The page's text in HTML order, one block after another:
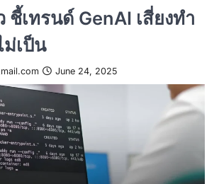
ชี้เทรนด์ GenAI เสี่ยงทำ
ม่เป็น
June 24, 2025